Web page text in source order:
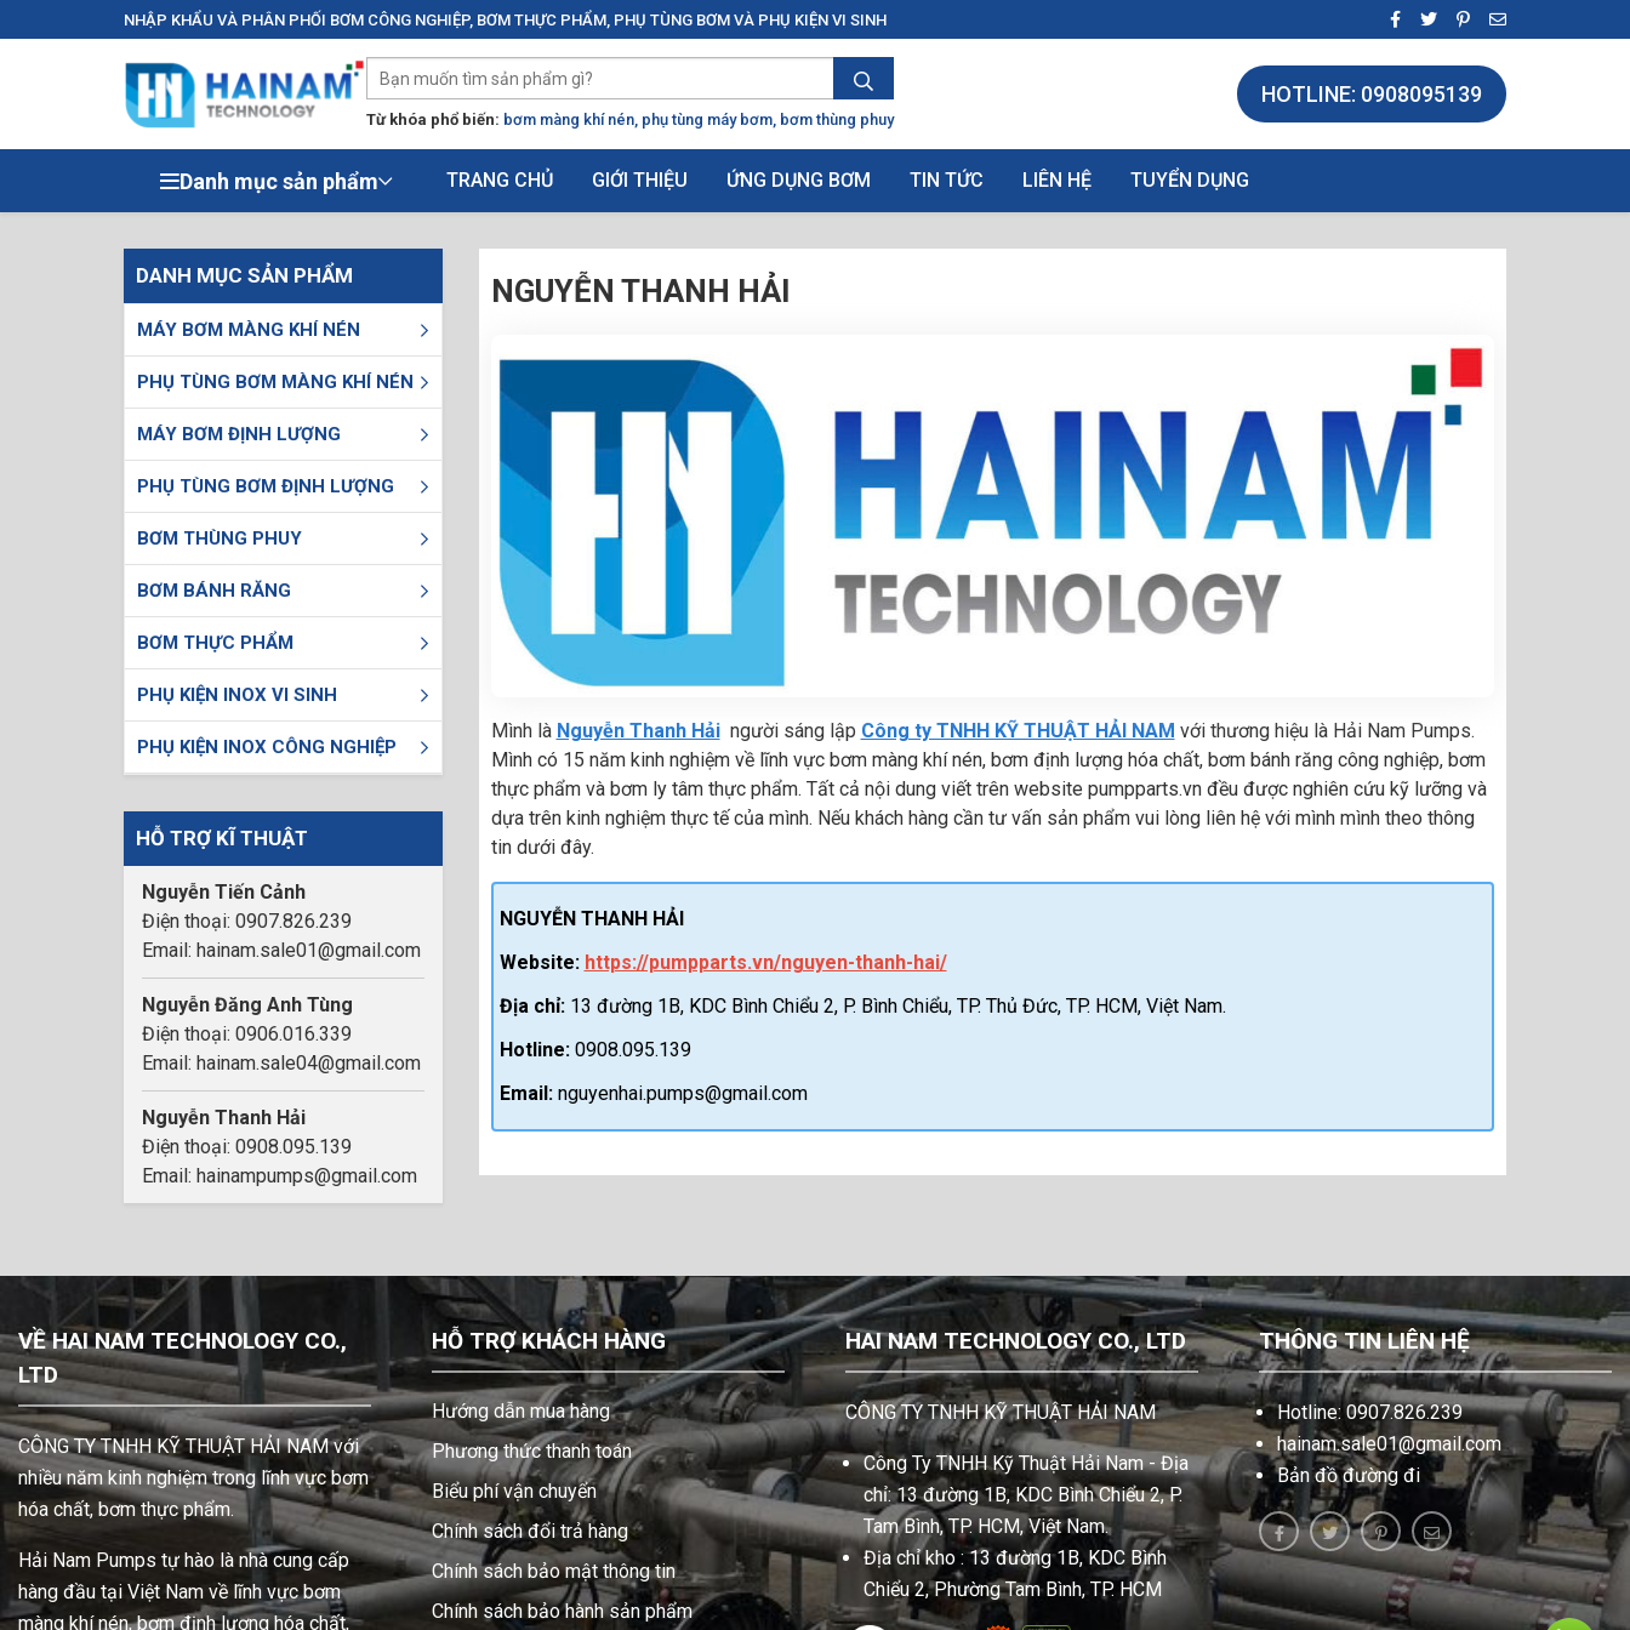
NHẬP KHẨU VÀ PHÂN PHỐI BƠM CÔNG NGHIỆP, BƠM THỰC PHẨM, PHỤ TÙNG BƠM VÀ PHỤ KIỆN VI SINH
Từ khóa phổ biến: bơm màng khí nén phụ tùng máy bơm bơm thùng phuy
HOTLINE: 0908095139
Danh mục sản phẩm TRANG CHỦ GIỚI THIỆU ỨNG DỤNG BƠM TIN TỨC LIÊN HỆ TUYỂN DỤNG
DANH MỤC SẢN PHẨM
MÁY BƠM MÀNG KHÍ NÉN
PHỤ TÙNG BƠM MÀNG KHÍ NÉN
MÁY BƠM ĐỊNH LƯỢNG
PHỤ TÙNG BƠM ĐỊNH LƯỢNG
BƠM THÙNG PHUY
BƠM BÁNH RĂNG
BƠM THỰC PHẨM
PHỤ KIỆN INOX VI SINH
PHỤ KIỆN INOX CÔNG NGHIỆP
HỖ TRỢ KĨ THUẬT
Nguyễn Tiến Cảnh
Điện thoại: 0907.826.239
Email: hainam.sale01@gmail.com
Nguyễn Đăng Anh Tùng
Điện thoại: 0906.016.339
Email: hainam.sale04@gmail.com
Nguyễn Thanh Hải
Điện thoại: 0908.095.139
Email: hainampumps@gmail.com
NGUYỄN THANH HẢI
Mình là Nguyễn Thanh Hảingười sáng lập Công ty TNHH KỸ THUẬT HẢI NAM với thương hiệu là Hải Nam Pumps.
Mình có 15 năm kinh nghiệm về lĩnh vực bơm màng khí nén, bơm định lượng hóa chất, bơm bánh răng công nghiệp, bơm
thực phẩm và bơm ly tâm thực phẩm. Tất cả nội dung viết trên website pumpparts.vn đều được nghiên cứu kỹ lưỡng và
dựa trên kinh nghiệm thực tế của mình. Nếu khách hàng cần tư vấn sản phẩm vui lòng liên hệ với mình mình theo thông
tin dưới đây.
NGUYỄN THANH HẢI
Website: https://pumpparts.vn/nguyen-thanh-hai/
Địa chỉ:13 đường 1B, KDC Bình Chiểu 2, P. Bình Chiểu, TP. Thủ Đức, TP. HCM, Việt Nam.
Hotline:0908.095.139
Email:nguyenhai.pumps@gmail.com
VỀ HAI NAM TECHNOLOGY CO.,
LTD
CÔNG TY TNHH KỸ THUẬT HẢI NAM với
nhiều năm kinh nghiệm trong lĩnh vực bơm
hóa chất, bơm thực phẩm.
Hải Nam Pumps tự hào là nhà cung cấp
hàng đầu tại Việt Nam về lĩnh vực bơm
màng khí nén, bơm định lượng hóa chất,
HỖ TRỢ KHÁCH HÀNG
Hướng dẫn mua hàng
Phương thức thanh toán
Biểu phí vận chuyển
Chính sách đổi trả hàng
Chính sách bảo mật thông tin
Chính sách bảo hành sản phẩm
HAI NAM TECHNOLOGY CO., LTD
CÔNG TY TNHH KỸ THUẬT HẢI NAM
Công Ty TNHH Kỹ Thuật Hải Nam - Địa
chỉ: 13 đường 1B, KDC Bình Chiểu 2, P.
Tam Bình, TP. HCM, Việt Nam.
Địa chỉ kho : 13 đường 1B, KDC Bình
Chiểu 2, Phường Tam Bình, TP. HCM
THÔNG TIN LIÊN HỆ
Hotline: 0907.826.239
hainam.sale01@gmail.com
Bản đồ đường đi